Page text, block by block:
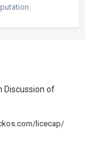
Discussion of
licecap/